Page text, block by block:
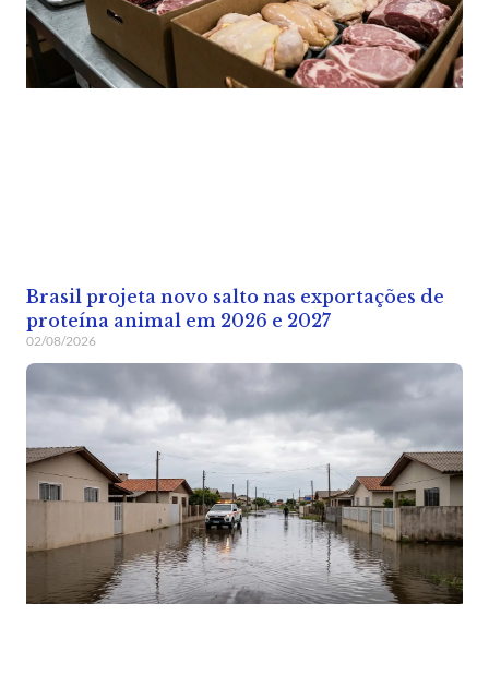
Brasil projeta novo salto nas exportações de
proteína animal em 2026 e 2027
02/08/2026